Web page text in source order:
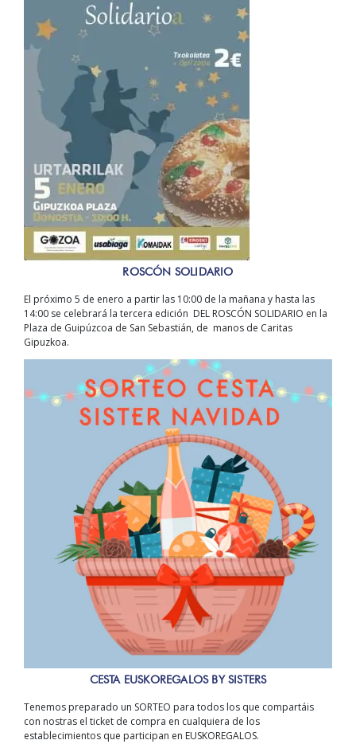
ROSCÓN SOLIDARIO
El próximo 5 de enero a partir las 10:00 de la mañana y hasta las
14:00 se celebrará la tercera edición DEL ROSCÓN SOLIDARIO en la
Plaza de Guipúzcoa de San Sebastián, de manos de Caritas
Gipuzkoa.
CESTA EUSKOREGALOS BY SISTERS
Tenemos preparado un SORTEO para todos los que compartáis
con nostras el ticket de compra en cualquiera de los
establecimientos que participan en EUSKOREGALOS.